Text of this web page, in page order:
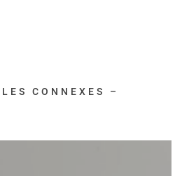
CONNEXES –